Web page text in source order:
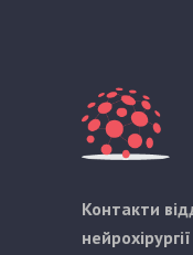
Контакти